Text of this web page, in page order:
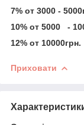
7% от 3000 -
10% от 5000 -
12% от 10000грн.
Приховати